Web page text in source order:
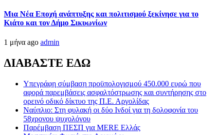
Μια Νέα Εποχή ανάπτυξης και πολιτισμού ξεκίνησε για το
Κιάτο και τον Δήμο Σικυωνίων
1 μήνα ago admin
ΔΙΑΒΑΣΤΕ ΕΔΩ
Υπεγράφη σύμβαση προϋπολογισμού 450.000 ευρώ που
αφορά παρεμβάσεις ασφαλτόστρωσης και συντήρησης στο
ορεινό οδικό δίκτυο της Π.Ε. Αργολίδας
Ναύπλιο: Στη φυλακή οι δύο Ινδοί για τη δολοφονία του
58χρονου ψυχολόγου
Παρέμβαση ΠΕΣΠ για MERE Ελλάς